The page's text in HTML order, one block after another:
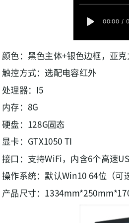
颜色：黑色主体+银色边框，亚
触控方式：选配电容红外
处理器：I5
内存：8G
硬盘：128G固态
显卡：GTX1050 TI
接口：支持WiFi，内含6个高速
操作系统：默认Win10 64位（
产品尺寸：